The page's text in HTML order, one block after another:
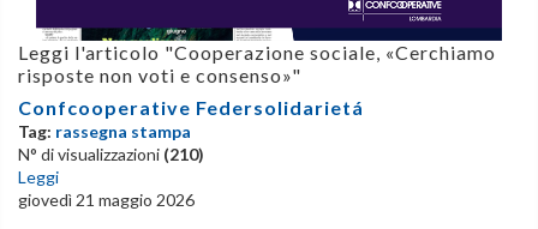
Leggi l'articolo "Cooperazione sociale, «Cerchiamo
risposte non voti e consenso»"
Confcooperative Federsolidarietá
Tag: rassegna stampa
N° di visualizzazioni (210)
Leggi
giovedì 21 maggio 2026